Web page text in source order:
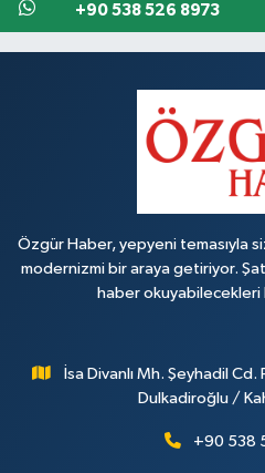
+90 538 526 8973
Özgür Haber, yepyeni temasıyla
modernizmi bir araya getiriyor.
haber okuyabilecekleri
İsa Divanlı Mh. Şeyhadil
Dulkadiroğlu /
+90 538